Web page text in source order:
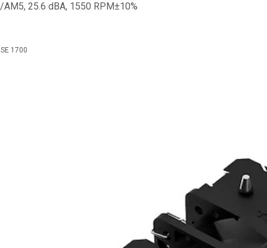
25.6 dBA, 1550 RPM±10%
1700